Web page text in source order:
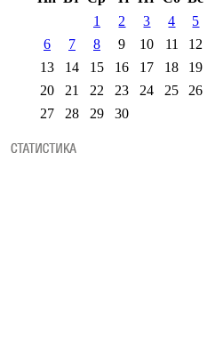
1
2 3 4
5
6
7 8 9 10 11
12
13
14 15 16 17 18
19
20
21 22 23 24 25
26
27
28 29 30